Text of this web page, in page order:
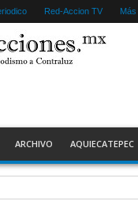
Red-Accion TV Más
ARCHIVO AQUIECATEPEC